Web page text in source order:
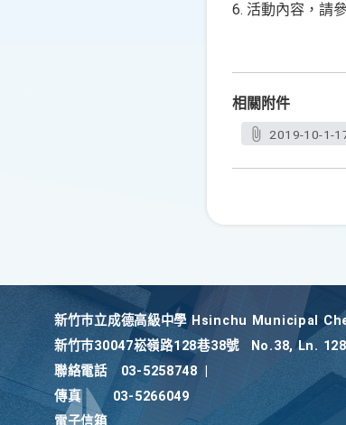
6. 活動內容，請
相關附件
2019-10-1-
新竹巿立成德高級中學 Hsinchu Municipal
新竹巿30047崧嶺路128巷38號
No.38, Ln.
聯絡電話
03-5258748
傳真
03-5266049
電子信箱